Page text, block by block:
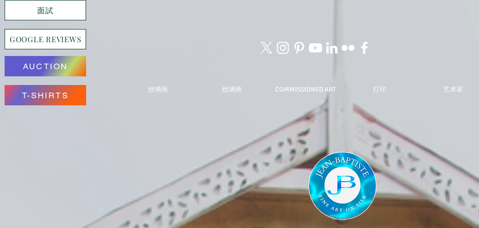
面試
GOOGLE REVIEWS
AUCTION
T-SHIRTS
丝绸画 丝绸画 COMMISSIONED ART 打印 艺术家